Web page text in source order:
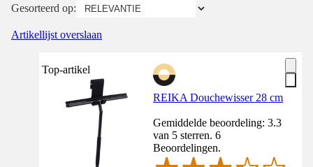
Gesorteerd op:
Artikellijst overslaan
Top-artikel
REIKA Douchewisser 28 cm
Gemiddelde beoordeling: 3.3
van 5 sterren. 6
Beoordelingen.